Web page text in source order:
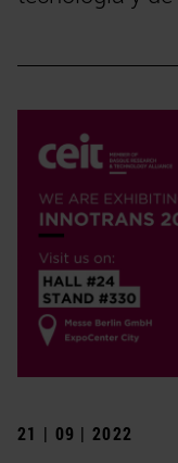
21 | 09 | 2022